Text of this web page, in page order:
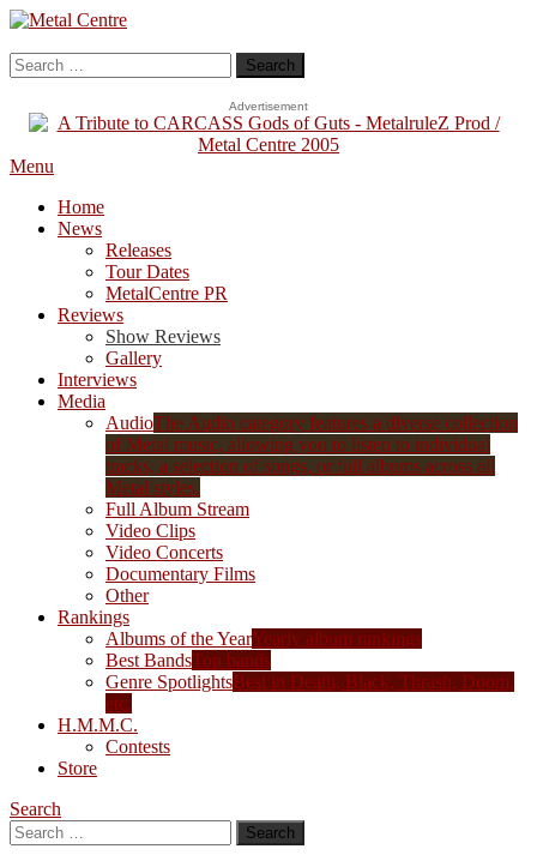
Skip
Content
Metal Centre
Mailorder & Webzine
Search
for:
Advertisement
Menu
Home
News
Releases
Tour Dates
MetalCentre PR
Reviews
Show Reviews
Gallery
Interviews
Media
AudioThe Audio category features a diverse collection
of Metal music, allowing you to listen to individual
tracks, a selection of songs, or full albums across all
Metal styles.
Full Album Stream
Video Clips
Video Concerts
Documentary Films
Other
Rankings
Albums of the YearYearly album rankings
Best BandsTop bands
Genre SpotlightsBest in Death, Black, Thrash, Doom,
etc.
H.M.M.C.
Contests
Store
Search
Search
for: